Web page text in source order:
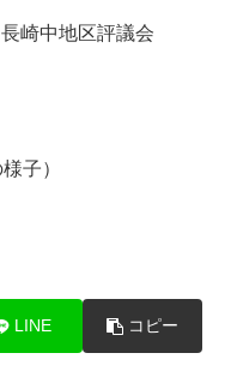
崎中地区評議会
子）
LINE コピー